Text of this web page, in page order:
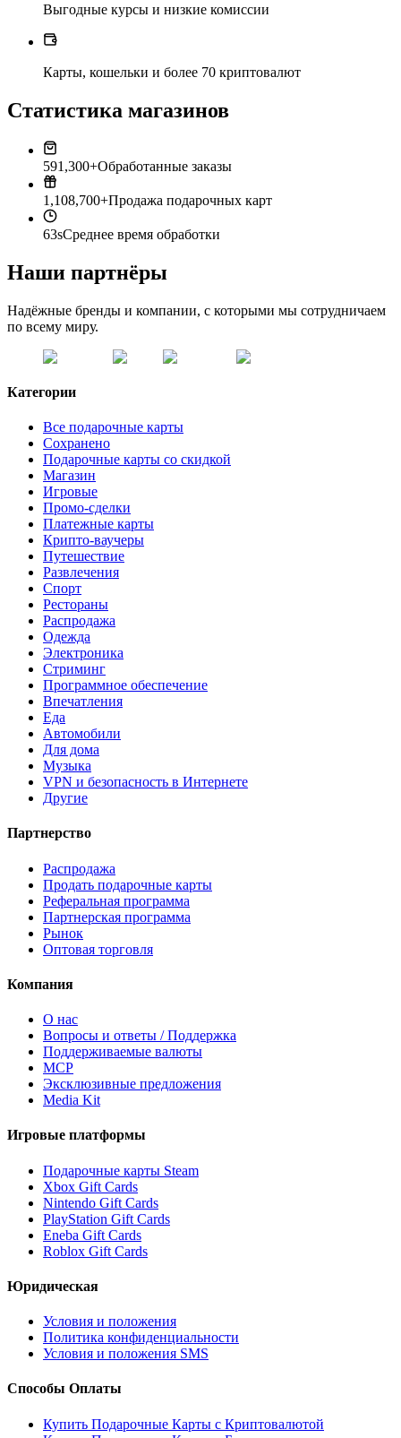
Выгодные курсы и низкие комиссии
Карты, кошельки и более 70 криптовалют
Статистика магазинов
591,300+Обработанные заказы
1,108,700+Продажа подарочных карт
63sСреднее время обработки
Наши партнёры
Надёжные бренды и компании, с которыми мы сотрудничаем
по всему миру.
Категории
Все подарочные карты
Сохранено
Подарочные карты со скидкой
Магазин
Игровые
Промо-сделки
Платежные карты
Крипто-ваучеры
Путешествие
Развлечения
Спорт
Рестораны
Распродажа
Одежда
Электроника
Стриминг
Программное обеспечение
Впечатления
Еда
Автомобили
Для дома
Музыка
VPN и безопасность в Интернете
Другие
Партнерство
Распродажа
Продать подарочные карты
Реферальная программа
Партнерская программа
Рынок
Оптовая торговля
Компания
О нас
Вопросы и ответы / Поддержка
Поддерживаемые валюты
MCP
Эксклюзивные предложения
Media Kit
Игровые платформы
Подарочные карты Steam
Xbox Gift Cards
Nintendo Gift Cards
PlayStation Gift Cards
Eneba Gift Cards
Roblox Gift Cards
Юридическая
Условия и положения
Политика конфиденциальности
Условия и положения SMS
Способы Оплаты
Купить Подарочные Карты с Криптовалютой